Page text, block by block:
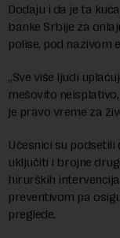
Dodaju i da je ta
banke Srbije za
polise, pod nazivom
„Sve više ljudi
mešovito
je pravo vreme za
Učesnici su
uključiti i brojne
hirurških
preventivom pa
preglede.